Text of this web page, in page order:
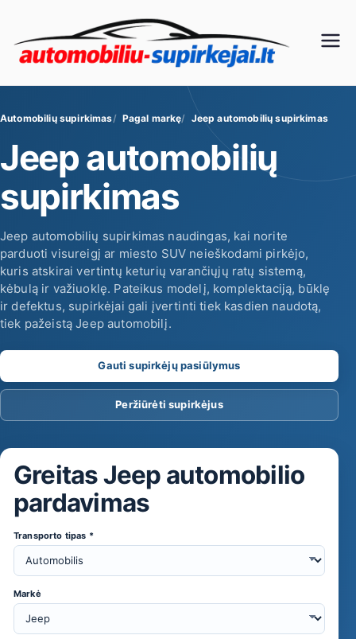
turinio
Au
to
bili
su
pir
ki
ma
s
Automobilių supirkimas Pagal markę Jeep automobilių supirkimas
Jeep automobilių
supirkimas
Jeep automobilių supirkimas naudingas, kai norite
parduoti visureigį ar miesto SUV neieškodami pirkėjo,
kuris atskirai vertintų keturių varančiųjų ratų sistemą,
kėbulą ir važiuoklę. Pateikus modelį, komplektaciją, būklę
ir defektus, supirkėjai gali įvertinti tiek kasdien naudotą,
tiek pažeistą Jeep automobilį.
Gauti supirkėjų pasiūlymus
Peržiūrėti supirkėjus
Greitas Jeep automobilio
pardavimas
Transporto tipas *
Markė